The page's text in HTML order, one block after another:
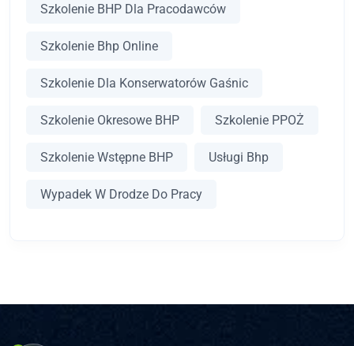
Szkolenie BHP Dla Pracodawców
Szkolenie Bhp Online
Szkolenie Dla Konserwatorów Gaśnic
Szkolenie Okresowe BHP Szkolenie PPOŻ
Szkolenie Wstępne BHP Usługi Bhp
Wypadek W Drodze Do Pracy